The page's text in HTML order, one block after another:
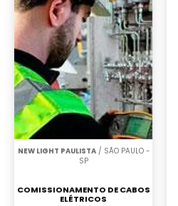
NEW LIGHT PAULISTA/ SÃO PAULO -
SP
COMISSIONAMENTO DE CABOS
ELÉTRICOS